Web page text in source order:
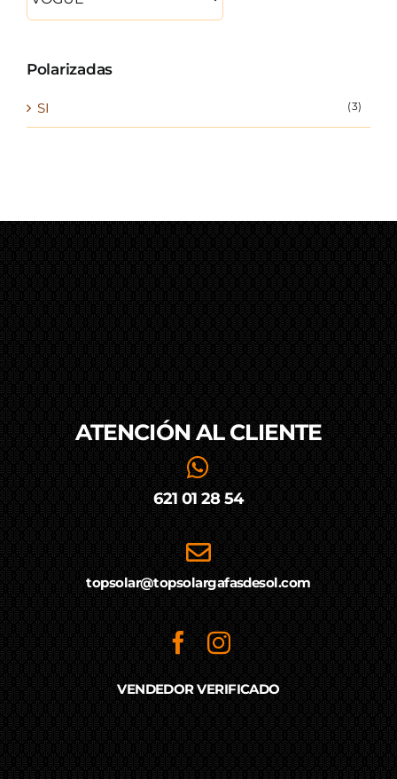
Polarizadas
SI (3)
ATENCIÓN AL CLIENTE
621 01 28 54
topsolar@topsolargafasdesol.com
VENDEDOR VERIFICADO